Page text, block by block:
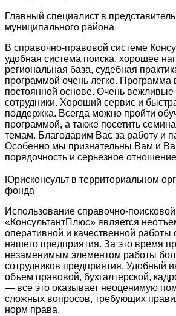
Главный специалист в
муниципального района
В справочно-правовой системе
удобная система поиска, хорошее
региональная база, судебная
программой очень легко. Программа
постоянной основе. Очень
сотрудники. Хороший сервис и
поддержка. Всегда можно пройти
программой, а также посетить
темам. Благодарим Вас за работу и
Особенно мы признательны Вам и
порядочность и серьезное
Юрисконсульт в территориальном
фонда
Использование справочно-
«КонсультантПлюс» является
оперативной и качественной работы
нашего предприятия. За это время
незаменимым элементом работы
сотрудников предприятия. Удобный
объем правовой, бухгалтерской,
— все это оказывает неоценимую
сложных вопросов, требующих
норм права.